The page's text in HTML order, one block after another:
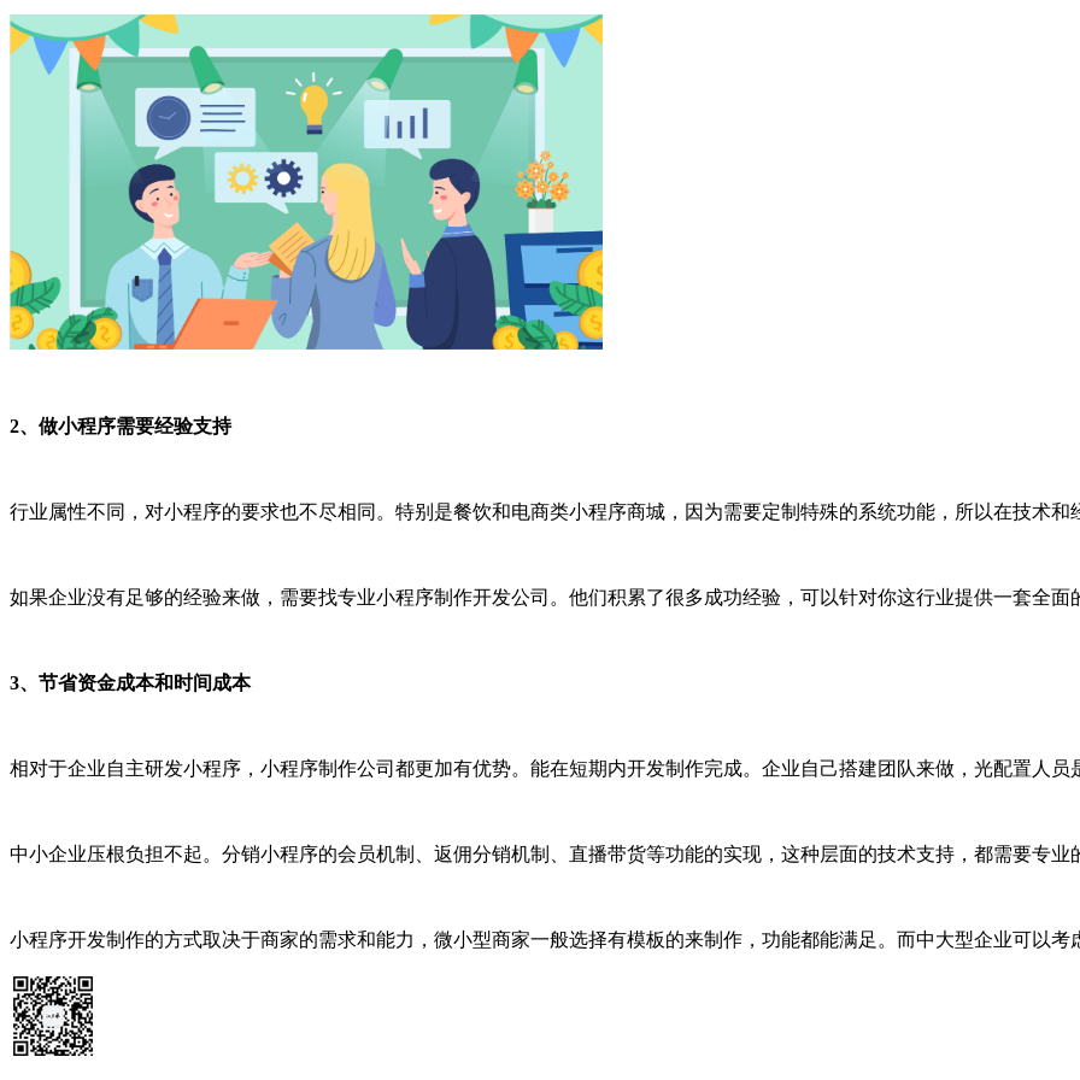
2、做小程序需要经验支持
行业属性不同，对小程序的要求也不尽相同。特别是餐饮和电商类小程序商城，因为需要定制特殊的系统功能，所以在技术和
如果企业没有足够的经验来做，需要找专业小程序制作开发公司。他们积累了很多成功经验，可以针对你这行业提供一套全面
3、节省资金成本和时间成本
相对于企业自主研发小程序，小程序制作公司都更加有优势。能在短期内开发制作完成。企业自己搭建团队来做，光配置人员
中小企业压根负担不起。分销小程序的会员机制、返佣分销机制、直播带货等功能的实现，这种层面的技术支持，都需要专业
小程序开发制作的方式取决于商家的需求和能力，微小型商家一般选择有模板的来制作，功能都能满足。而中大型企业可以考